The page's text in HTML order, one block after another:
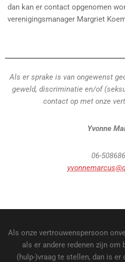
dan kan er contact opgenomen
verenigingsmanager Margriet
Als er sprake is van ongewenst
geweld, discriminatie en/of
contact op met onze
Yvonne
06-
Als onze vertrouwenspersoon
als er andere redenen zijn om
(hulp-)vraag te stellen, dan is